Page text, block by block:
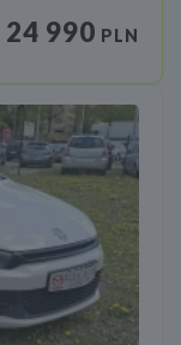
24 990 PLN